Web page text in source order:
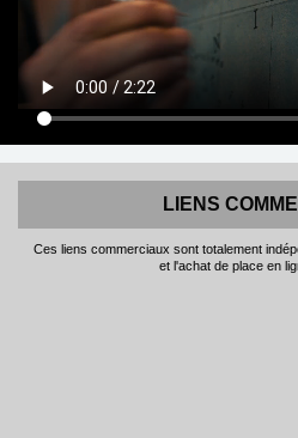
LIENS
Ces liens commerciaux sont totalement
et l'achat de place en